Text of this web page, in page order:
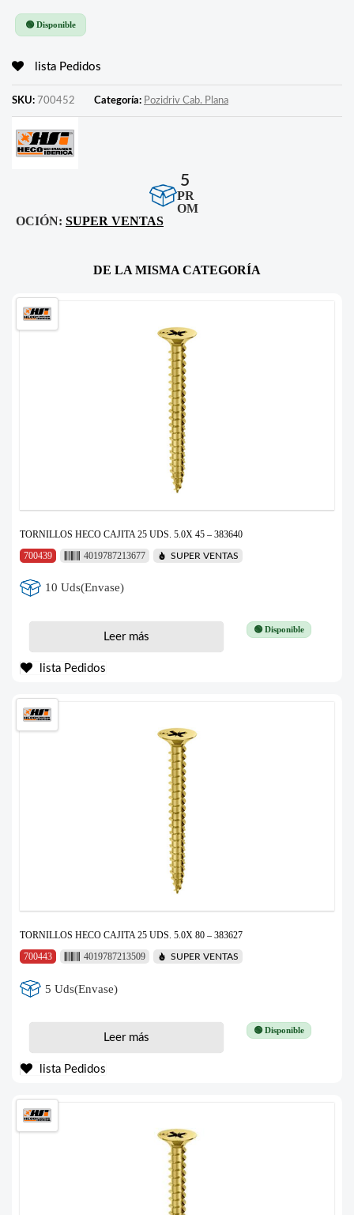
🟢 Disponible
lista Pedidos
SKU: 700452 Categoría: Pozidriv Cab. Plana
5
PR
OM
OCIÓN: SUPER VENTAS
DE LA MISMA CATEGORÍA
TORNILLOS HECO CAJITA 25 UDS. 5.0X 45 – 383640
700439
4019787213677 SUPER VENTAS
10 Uds(Envase)
🟢 Disponible
Leer más
lista Pedidos
TORNILLOS HECO CAJITA 25 UDS. 5.0X 80 – 383627
700443
4019787213509 SUPER VENTAS
5 Uds(Envase)
🟢 Disponible
Leer más
lista Pedidos